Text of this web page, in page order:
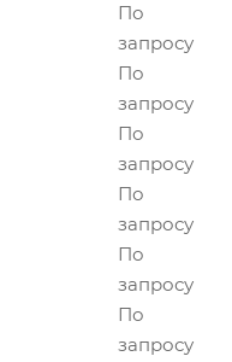
По
запросу
По
запросу
По
запросу
По
запросу
По
запросу
По
запросу